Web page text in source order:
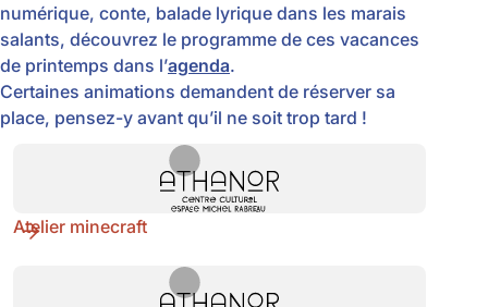
numérique, conte, balade lyrique dans les marais
salants, découvrez le programme de ces vacances
de printemps dans l’agenda.
Certaines animations demandent de réserver sa
place, pensez-y avant qu’il ne soit trop tard !
une
Atelier minecraft